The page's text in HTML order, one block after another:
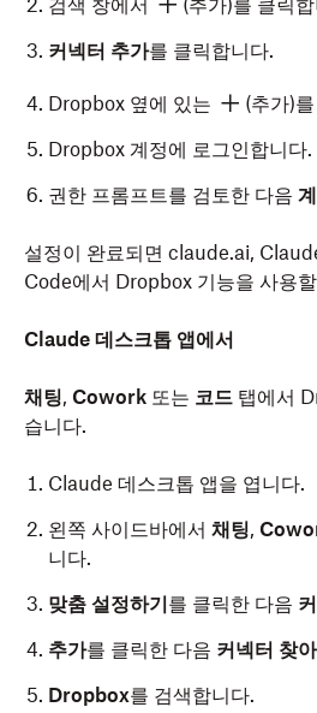
검색 창에서
(추가)를 클릭
커넥터 추가를 클릭합니다.
Dropbox 옆에 있는
(추가)
Dropbox 계정에 로그인합니다.
권한 프롬프트를 검토한 다음
설정이 완료되면 claude.ai,
Code에서 Dropbox 기능을 사용
Claude 데스크톱 앱에서
채팅, Cowork 또는 코드 탭에서
습니다.
Claude 데스크톱 앱을 엽니다.
왼쪽 사이드바에서 채팅,
니다.
맞춤 설정하기를 클릭한 다음
추가를 클릭한 다음 커넥터 찾
Dropbox를 검색합니다.